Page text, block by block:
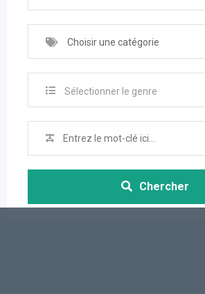
Choisir une catégorie
Sélectionner le genre
Chercher